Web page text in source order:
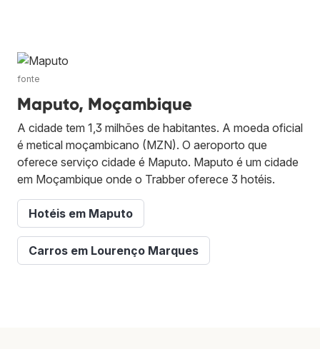
fonte
Maputo, Moçambique
A cidade tem 1,3 milhões de habitantes. A moeda oficial
é metical moçambicano (MZN). O aeroporto que
oferece serviço cidade é Maputo. Maputo é um cidade
em Moçambique onde o Trabber oferece 3 hotéis.
Hotéis em Maputo
Carros em Lourenço Marques